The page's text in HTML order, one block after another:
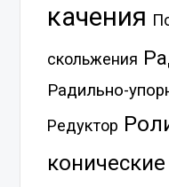
качения
скольжения
Радильно-
Редуктор
конические